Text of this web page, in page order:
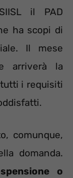
il PAD
ha scopi di
Il mese
arriverà la
i requisiti
comunque,
domanda.
o